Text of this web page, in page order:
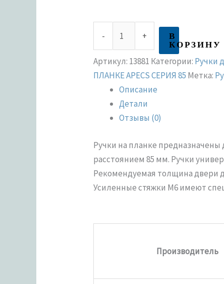
- + В
КОРЗИНУ
Артикул: 13881 Категории: Ручки
ПЛАНКЕ APECS СЕРИЯ 85 Метка:
Описание
Детали
Отзывы (0)
Ручки на планке
расстоянием 85 мм. Ручки
Рекомендуемая толщина двери
Усиленные стяжки М6 имеют
Производитель